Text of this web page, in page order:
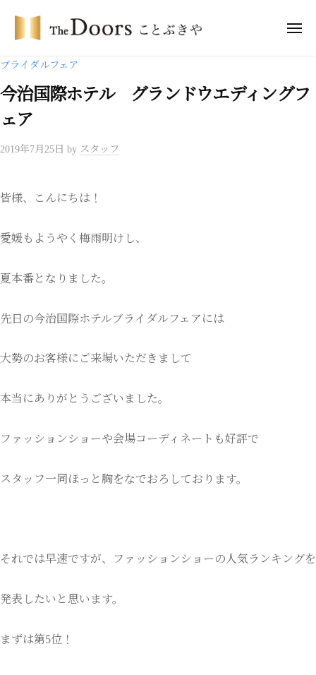
ン
ツ
ス
キ
ド
ア
ズ
と
き
メ
ブライダルフェア
今治国際ホテル グランドウエディングフ
ェア
2019年7月25日 by スタッフ
皆様、こんにちは！
愛媛もようやく梅雨明けし、
夏本番となりました。
先日の今治国際ホテルブライダルフェアには
大勢のお客様にご来場いただきまして
本当にありがとうございました。
ファッションショーや会場コーディネートも好評で
スタッフ一同ほっと胸をなでおろしております。
それでは早速ですが、ファッションショーの人気ランキングを
発表したいと思います。
まずは第5位！
・
ー
ズ
こ
と
き